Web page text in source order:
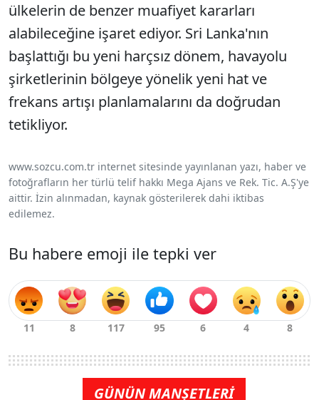
ülkelerin de benzer muafiyet kararları
alabileceğine işaret ediyor. Sri Lanka'nın
başlattığı bu yeni harçsız dönem, havayolu
şirketlerinin bölgeye yönelik yeni hat ve
frekans artışı planlamalarını da doğrudan
tetikliyor.
www.sozcu.com.tr internet sitesinde yayınlanan yazı, haber ve
fotoğrafların her türlü telif hakkı Mega Ajans ve Rek. Tic. A.Ş'ye
aittir. İzin alınmadan, kaynak gösterilerek dahi iktibas
edilemez.
Bu habere emoji ile tepki ver
GÜNÜN MANŞETLERİ